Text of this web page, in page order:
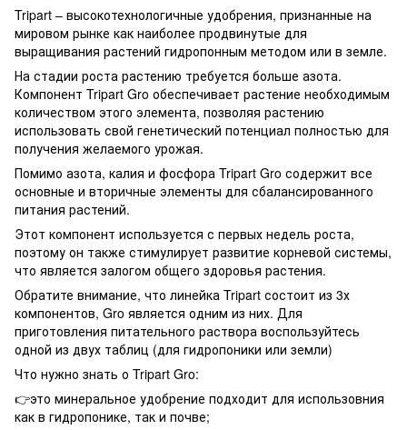
Tripart – высокотехнологичные удобрения, признанные на
мировом рынке как наиболее продвинутые для
выращивания растений гидропонным методом или в земле.
На стадии роста растению требуется больше азота.
Компонент Tripart Gro обеспечивает растение необходимым
количеством этого элемента, позволяя растению
использовать свой генетический потенциал полностью для
получения желаемого урожая.
Помимо азота, калия и фосфора Tripart Gro содержит все
основные и вторичные элементы для сбалансированного
питания растений.
Этот компонент используется с первых недель роста,
поэтому он также стимулирует развитие корневой системы,
что является залогом общего здоровья растения.
Обратите внимание, что линейка Tripart состоит из 3х
компонентов, Gro является одним из них. Для
приготовления питательного раствора воспользуйтесь
одной из двух таблиц (для гидропоники или земли)
Что нужно знать о Tripart Gro:
👉это минеральное удобрение подходит для использовния
как в гидропонике, так и почве;